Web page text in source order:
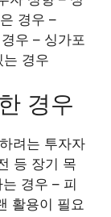
경우 –
우 – 싱가포
는 경우
경우
려는 투자자
등 장기 목
경우 – 피
활용이 필요